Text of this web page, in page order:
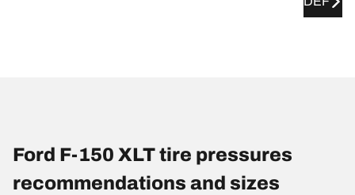
Ford F-150 XLT tire pressures
recommendations and sizes